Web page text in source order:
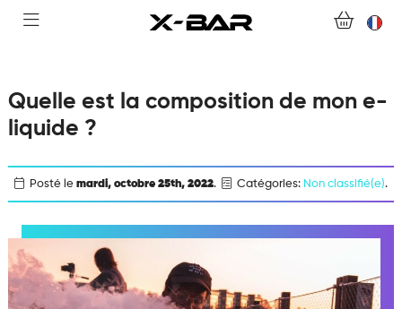
COLLECTIONS
NOUS CONTACTER
DEVENIR REVENDEUR
Quelle est la composition de mon e-
liquide ?
Posté le mardi, octobre 25th, 2022. Catégories: Non classifié(e).